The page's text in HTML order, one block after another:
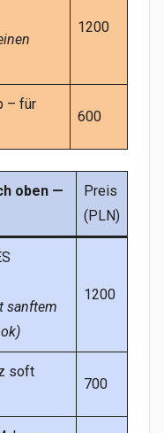
1200
– für
600
oben —
Preis
(PLN)
sanftem
1200
soft
700